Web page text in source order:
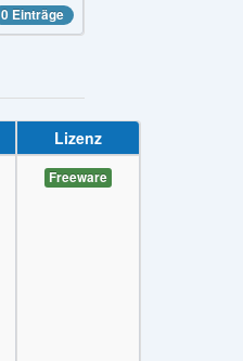
0 Einträge
Lizenz
Freeware